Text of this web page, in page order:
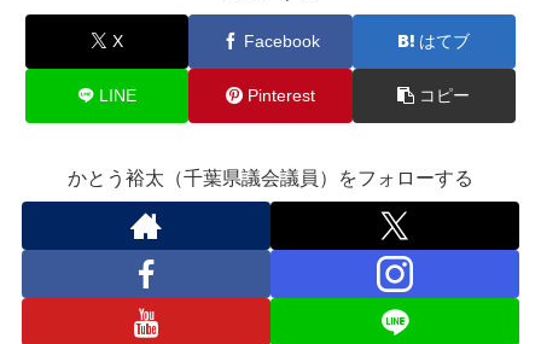
X Facebook はてブ
LINE Pinterest コピー
かとう裕太（千葉県議会議員）をフォローする